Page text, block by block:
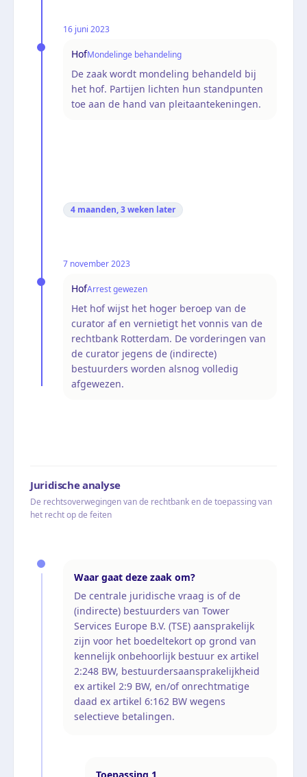
16 juni 2023
HofMondelinge behandeling
De zaak wordt mondeling behandeld bij
het hof. Partijen lichten hun standpunten
toe aan de hand van pleitaantekeningen.
4 maanden, 3 weken later
7 november 2023
HofArrest gewezen
Het hof wijst het hoger beroep van de
curator af en vernietigt het vonnis van de
rechtbank Rotterdam. De vorderingen van
de curator jegens de (indirecte)
bestuurders worden alsnog volledig
afgewezen.
Juridische analyse
De rechtsoverwegingen van de rechtbank en de toepassing van
het recht op de feiten
Waar gaat deze zaak om?
De centrale juridische vraag is of de
(indirecte) bestuurders van Tower
Services Europe B.V. (TSE) aansprakelijk
zijn voor het boedeltekort op grond van
kennelijk onbehoorlijk bestuur ex artikel
2:248 BW, bestuurdersaansprakelijkheid
ex artikel 2:9 BW, en/of onrechtmatige
daad ex artikel 6:162 BW wegens
selectieve betalingen.
Toepassing 1